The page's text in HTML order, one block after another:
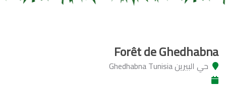
Forêt de Ghedhabna
حي البيرين Ghedhabna Tunisia